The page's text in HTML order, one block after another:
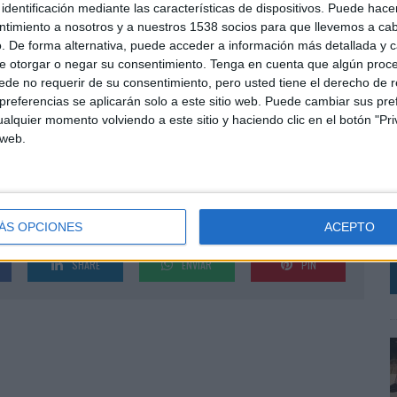
mediante las características de dispositivos. Puede
a nosotros y a nuestros 1538 socios para que llevemos a
De forma alternativa, puede acceder a información más detallada y
otorgar o negar su consentimiento. Tenga en cuenta que algún
no requerir de su consentimiento, pero usted tiene el derecho de
se aplicarán solo a este sitio web. Puede cambiar sus
momento volviendo a este sitio y haciendo clic en el botón
OPCIONES ACEPTO
La asociación no sólo quiere garantizar un proceso global de compra más eficiente,
la compra de productos promocionales. Apuesta por la transparencia en la cadena de
y manteniéndose firme por la seguridad del producto desde la sede central de
y con un volumen de negocios combinado de 840 millones de dólares. La única
en el mercado nacional.
de IGC Global Promotions y ven oportunidades para un amplio seguimiento de la
ninguna otra compañía podía ofrecer este nivel de servicio, sin embargo los
Global Promotions.
SHARE ENVIAR PIN